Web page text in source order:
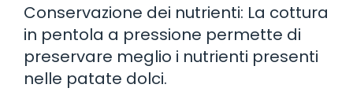
Conservazione dei nutrienti: La cottura
in pentola a pressione permette di
preservare meglio i nutrienti presenti
nelle patate dolci.